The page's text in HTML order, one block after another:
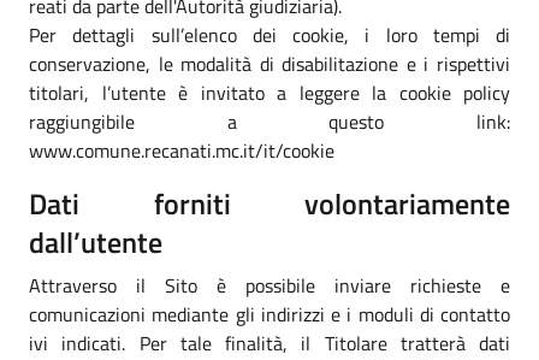
Per dettagli sull’elenco dei cookie, i loro tempi di
conservazione, le modalità di disabilitazione e i rispettivi
titolari, l’utente è invitato a leggere la cookie policy
raggiungibile a questo link:
www.comune.recanati.mc.it/it/cookie
Dati forniti volontariamente
dall’utente
Attraverso il Sito è possibile inviare richieste e
comunicazioni mediante gli indirizzi e i moduli di contatto
ivi indicati. Per tale finalità, il Titolare tratterà dati